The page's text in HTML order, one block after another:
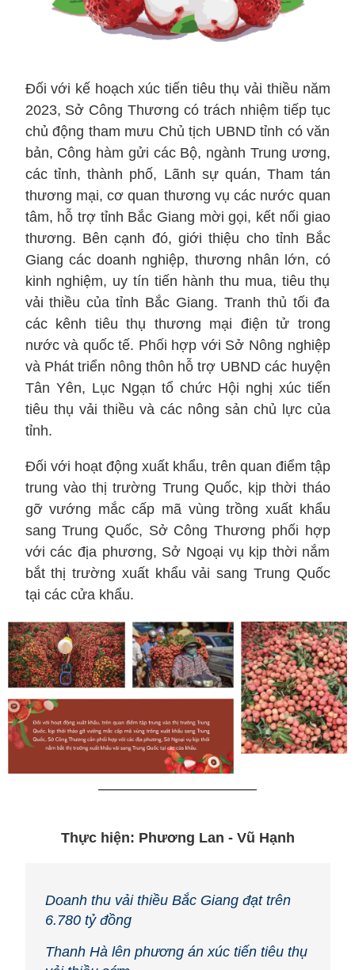
Đối với kế hoạch xúc tiến tiêu thụ vải thiều năm
2023, Sở Công Thương có trách nhiệm tiếp tục
chủ động tham mưu Chủ tịch UBND tỉnh có văn
bản, Công hàm gửi các Bộ, ngành Trung ương,
các tỉnh, thành phố, Lãnh sự quán, Tham tán
thương mại, cơ quan thương vụ các nước quan
tâm, hỗ trợ tỉnh Bắc Giang mời gọi, kết nối giao
thương. Bên cạnh đó, giới thiệu cho tỉnh Bắc
Giang các doanh nghiệp, thương nhân lớn, có
kinh nghiệm, uy tín tiến hành thu mua, tiêu thụ
vải thiều của tỉnh Bắc Giang. Tranh thủ tối đa
các kênh tiêu thụ thương mại điện tử trong
nước và quốc tế. Phối hợp với Sở Nông nghiệp
và Phát triển nông thôn hỗ trợ UBND các huyện
Tân Yên, Lục Ngạn tổ chức Hội nghị xúc tiến
tiêu thụ vải thiều và các nông sản chủ lực của
tỉnh.
Đối với hoạt động xuất khẩu, trên quan điểm tập
trung vào thị trường Trung Quốc, kịp thời tháo
gỡ vướng mắc cấp mã vùng trồng xuất khẩu
sang Trung Quốc, Sở Công Thương phối hợp
với các địa phương, Sở Ngoại vụ kịp thời nắm
bắt thị trường xuất khẩu vải sang Trung Quốc
tại các cửa khẩu.
Thực hiện: Phương Lan - Vũ Hạnh
Doanh thu vải thiều Bắc Giang đạt trên
6.780 tỷ đồng
Thanh Hà lên phương án xúc tiến tiêu thụ